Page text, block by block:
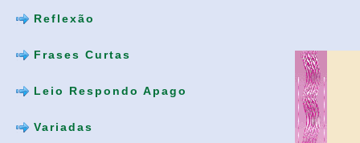
Reflexão
Frases Curtas
Leio Respondo Apago
Variadas